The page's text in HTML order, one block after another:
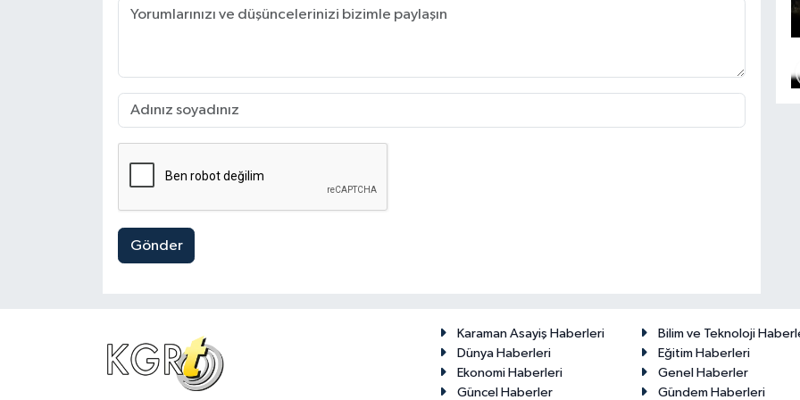
Gönder
Karaman Asayiş Haberleri
Bilim ve Teknoloji
Dünya Haberleri
Eğitim Haberleri
Ekonomi Haberleri
Genel Haberler
Güncel Haberler
Gündem Haberleri